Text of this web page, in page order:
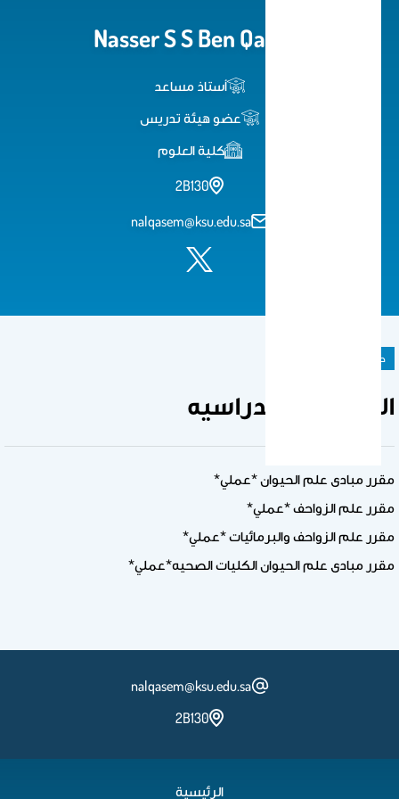
Nasser S S Ben Qasem
أستاذ مساعد
عضو هيئة تدريس
كلية العلوم
2B130
nalqasem@ksu.edu.sa
صفحة
المقرارات الدراسيه
مقرر مبادى علم الحيوان *عملي*
مقرر علم الزواحف *عملي*
مقرر علم الزواحف والبرمائيات *عملي*
مقرر مبادى علم الحيوان الكليات الصحيه*عملي*
nalqasem@ksu.edu.sa
2B130
الرئيسية